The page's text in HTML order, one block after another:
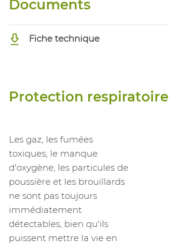
Documents
Fiche technique
Protection respiratoire
Les gaz, les fumées
toxiques, le manque
d'oxygène, les particules de
poussière et les brouillards
ne sont pas toujours
immédiatement
détectables, bien qu'ils
puissent mettre la vie en